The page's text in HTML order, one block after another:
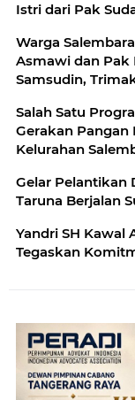
Istri dari
Warga
Asmawi dan Pak
Samsudin,
Terbantukan
Salah Satu
Gerakan
Kelurahan
Gelar Pelantikan
Taruna Berjalan
Yandri SH Kawal
Tegaskan